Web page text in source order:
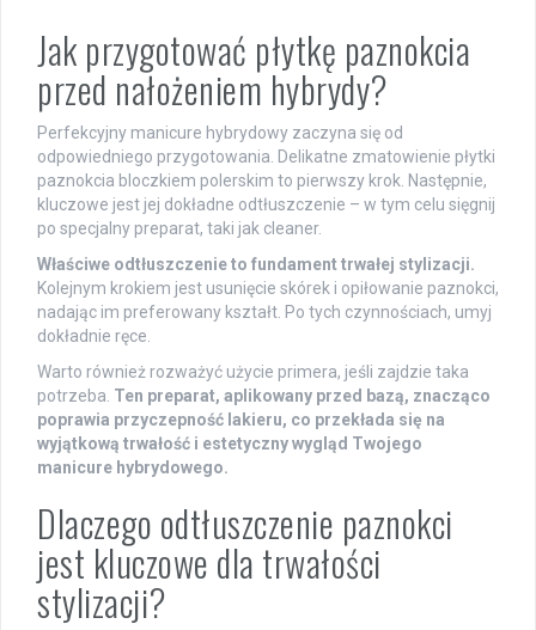
Jak przygotować płytkę paznokcia
przed nałożeniem hybrydy?
Perfekcyjny manicure hybrydowy zaczyna się od
odpowiedniego przygotowania. Delikatne zmatowienie płytki
paznokcia bloczkiem polerskim to pierwszy krok. Następnie,
kluczowe jest jej dokładne odtłuszczenie – w tym celu sięgnij
po specjalny preparat, taki jak cleaner.
Właściwe odtłuszczenie to fundament trwałej stylizacji.
Kolejnym krokiem jest usunięcie skórek i opiłowanie paznokci,
nadając im preferowany kształt. Po tych czynnościach, umyj
dokładnie ręce.
Warto również rozważyć użycie primera, jeśli zajdzie taka
potrzeba. Ten preparat, aplikowany przed bazą, znacząco
poprawia przyczepność lakieru, co przekłada się na
wyjątkową trwałość i estetyczny wygląd Twojego
manicure hybrydowego.
Dlaczego odtłuszczenie paznokci
jest kluczowe dla trwałości
stylizacji?